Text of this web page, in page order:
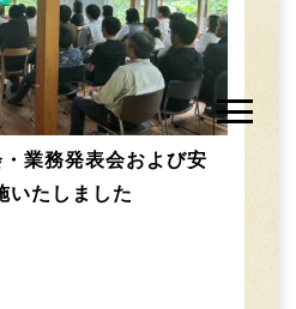
業務発表会および安
いたしました